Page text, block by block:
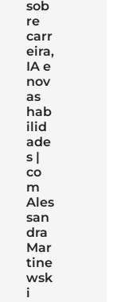
sob
re
carr
eira,
IA e
nov
as
hab
ilid
ade
s |
co
m
Ales
san
dra
Mar
tine
wsk
i